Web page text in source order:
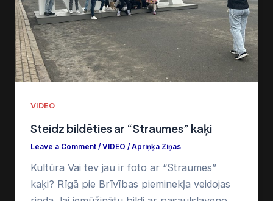
VIDEO
Steidz bildēties ar “Straumes” kaķi
Leave a Comment /VIDEO /Apriņķa Ziņas
Kultūra Vai tev jau ir foto ar “Straumes”
kaķi? Rīgā pie Brīvības pieminekļa veidojas